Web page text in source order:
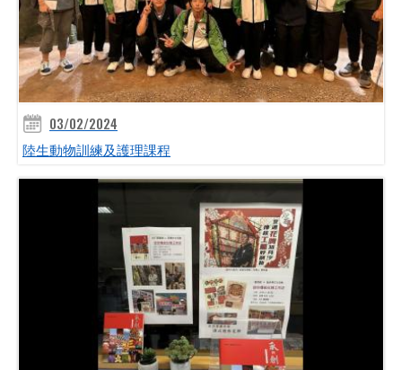
03/02/2024
陸生動物訓練及護理課程